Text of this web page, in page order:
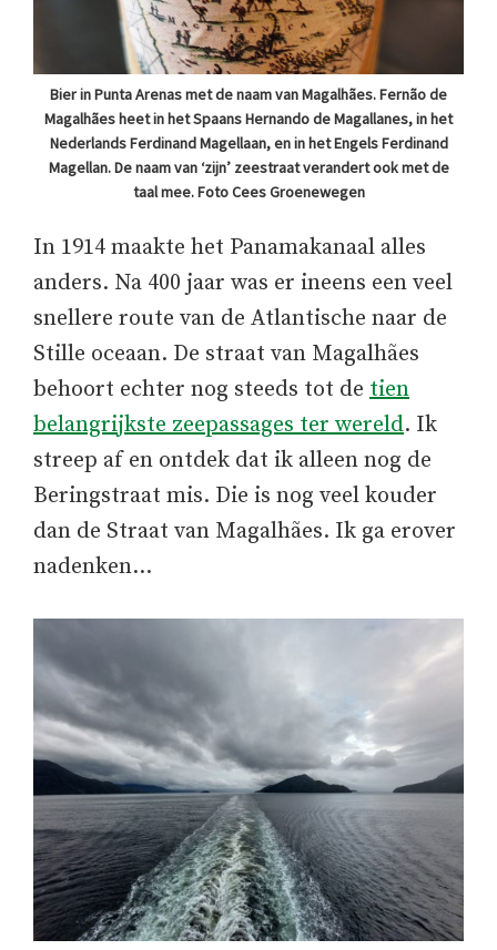
Bier in Punta Arenas met de naam van Magalhães. Fernão de
Magalhães heet in het Spaans Hernando de Magallanes, in het
Nederlands Ferdinand Magellaan, en in het Engels Ferdinand
Magellan. De naam van ‘zijn’ zeestraat verandert ook met de
taal mee. Foto Cees Groenewegen
In 1914 maakte het Panamakanaal alles
anders. Na 400 jaar was er ineens een veel
snellere route van de Atlantische naar de
Stille oceaan. De straat van Magalhães
behoort echter nog steeds tot de tien
belangrijkste zeepassages ter wereld. Ik
streep af en ontdek dat ik alleen nog de
Beringstraat mis. Die is nog veel kouder
dan de Straat van Magalhães. Ik ga erover
nadenken…